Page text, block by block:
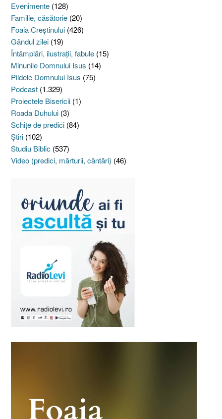
Evenimente (128)
Familie, căsătorie (20)
Foaia Creştinului (426)
Gândul zilei (19)
Întâmplări, ilustraţii, fabule (15)
Minunile Domnului Isus (14)
Pildele Domnului Isus (75)
Podcast (1.329)
Proiectele Bisericii (1)
Roada Duhului (3)
Schiţe de predici (84)
Ştiri (102)
Studiu Biblic (537)
Video (predici, mărturii, cântări) (46)